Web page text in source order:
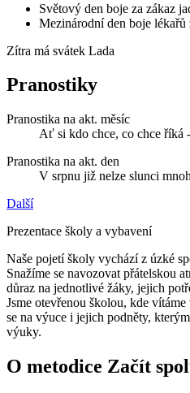
Světový den boje za zákaz
Mezinárodní den boje lékařů
Zítra má svátek Lada
Pranostiky
Pranostika na akt. měsíc
Ať si kdo chce, co chce říká
Pranostika na akt. den
V srpnu již nelze slunci
Další
Prezentace školy a vybavení
Naše pojetí školy vychází z úzké
Snažíme se navozovat přátelskou
důraz na jednotlivé žáky, jejich
Jsme otevřenou školou, kde
se na výuce i jejich podněty,
výuky.
O metodice Začít